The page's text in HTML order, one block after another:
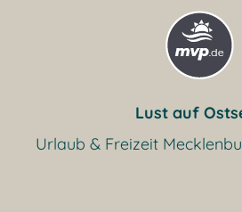
Lust auf
Urlaub & Freizeit